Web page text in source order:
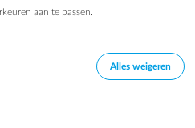
aan te passen.
Alles weigeren